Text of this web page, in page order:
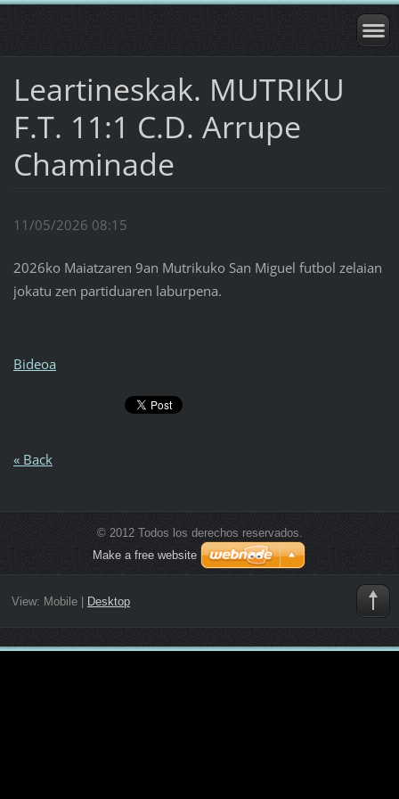
Leartineskak. MUTRIKU
F.T. 11:1 C.D. Arrupe
Chaminade
11/05/2026 08:15
2026ko Maiatzaren 9an Mutrikuko San Miguel futbol zelaian
jokatu zen partiduaren laburpena.
Bideoa
« Back
© 2012 Todos los derechos reservados.
Make a free website
View: Mobile| Desktop